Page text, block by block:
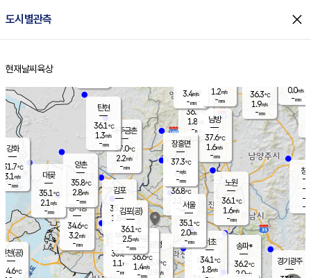
도시별관측 close
홈
현재날씨 육상
양주
36.7℃
1.8
-mm
과천
경기광주
경서동
34.6℃
3.2m/s
-mm
파주금촌
37.0℃
2.2m/s
-mm
36.3℃
1.9m/s
-mm
대곶
35.1℃
2.1 m/s
-mm
창
-
-m/
-
탄현
36.1℃
1.3m/s
-mm
0.0m/s
-mm
김포
35.6℃
1.8 m/s
mm
광명
35.9 ℃
0.9 m/s
부천
35.8℃
1.1 m/s
-mm
양촌
35.8℃
2.8m/s
-mm
구로
36.6℃
1.4m/s
-mm
은평
36.8℃
2.1 m/s
- mm
노원
36.1℃
1.6m/s
-mm
송파*
36.2℃
2.0m/s
서초
34.1℃
1.8m/s
남방
37.6℃
1.6m/s
-mm
장흥면
37.3℃
-m/s
-mm
3.4m/s
-mm
강화
31.7℃
3.1 m/s
-mm
인천(공)
34.6℃
김포(공)
36.1℃
2.5m/s
-mm
서울
35.1℃
2.0m/s
-mm
1.2m/s
-mm